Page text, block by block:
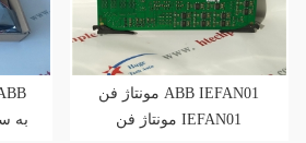
مونتاژ فن ABB IEFAN01
مونتاژ فن IEFAN01